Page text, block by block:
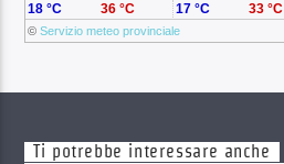
©Servizio meteo provinciale
18 °C 36 °C 17 °C 33 °C
Ti potrebbe interessare anche